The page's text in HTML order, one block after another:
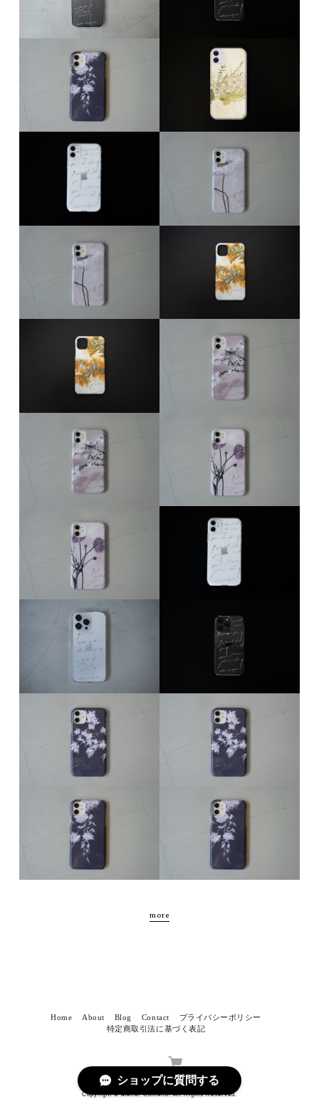
more
Home About Blog Contact
プライバシーポリシー
特定商取引法に基づく表記
Copyright © atelier Confeito. All Rights Reserved.
ショップに質問する